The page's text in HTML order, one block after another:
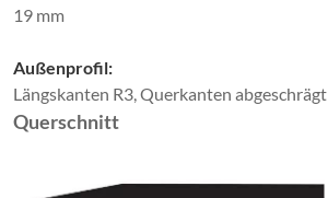
19 mm
Außenprofil:
Längskanten R3, Querkanten abgeschrägt
Querschnitt